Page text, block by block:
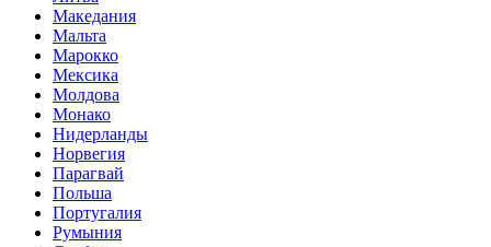
Македания
Мальта
Марокко
Мексика
Молдова
Монако
Нидерланды
Норвегия
Парагвай
Польша
Португалия
Румыния